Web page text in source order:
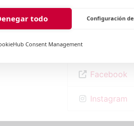
Páginaweb
Facebook
Instagram
todo Configuración
Consent Management